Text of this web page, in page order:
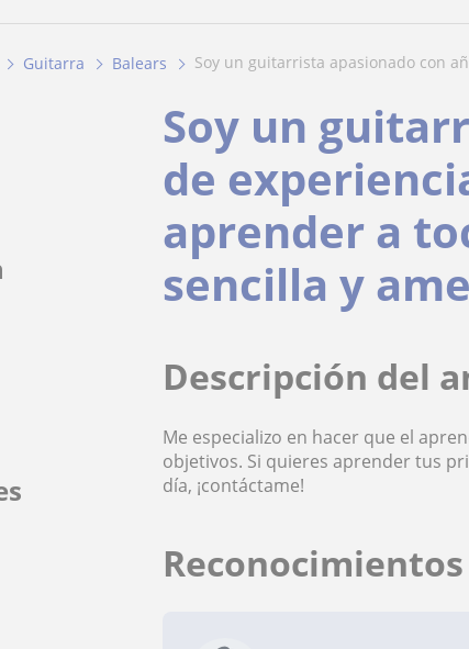
Guitarra Balears soy un guitarrista apasionado con
Soy un
de
aprender a
sencilla y
Descripción del
Me especializo en hacer que el
objetivos. Si quieres aprender tus
día, ¡contáctame!
Reconocimientos